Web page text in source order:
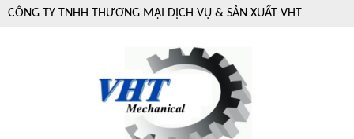
CÔNG TY TNHH THƯƠNG MẠI DỊCH VỤ & SẢN XUẤT VHT